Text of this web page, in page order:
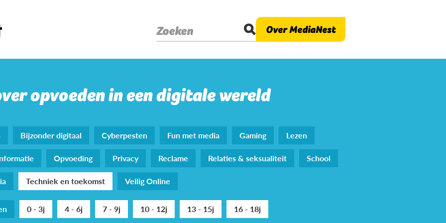
Zoeken Over MediaNest
opvoeden in een digitale wereld
Bijzonder digitaal Cyberpesten Fun met media Gaming
Lezen
Opvoeding Privacy Reclame Relaties & seksualiteit
School
Techniek en toekomst Veilig Online
0 - 3j 4 - 6j 7 - 9j 10 - 12j 13 - 15j 16 - 18j